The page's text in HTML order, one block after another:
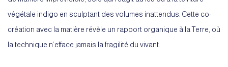
végétale indigo en sculptant des volumes inattendus. Cette co-
création avec la matière révèle un rapport organique à la Terre, où
la technique n’efface jamais la fragilité du vivant.